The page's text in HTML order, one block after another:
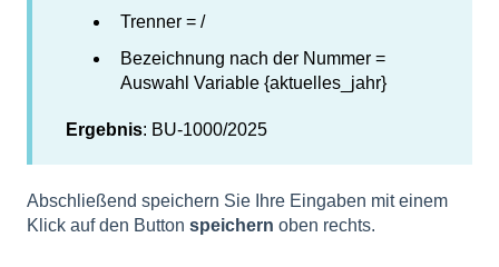
Trenner = /
Bezeichnung nach der Nummer =
Auswahl Variable {aktuelles_jahr}
Ergebnis: BU-1000/2025
Abschließend speichern Sie Ihre Eingaben mit einem
Klick auf den Button speichern oben rechts.